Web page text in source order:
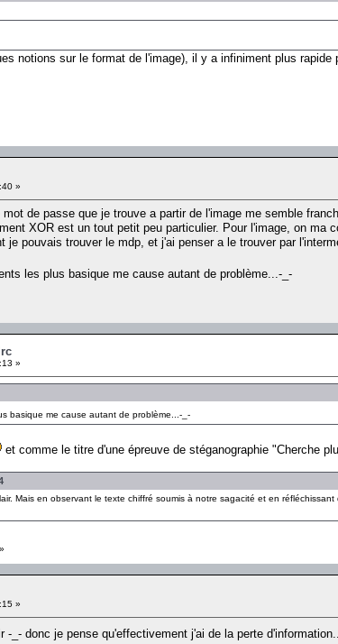
notions sur le format de l'image), il y a infiniment plus rapide
»
de passe que je trouve a partir de l'image me semble
XOR est un tout petit peu particulier. Pour l'image, on
pouvais trouver le mdp, et j'ai penser a le trouver par
les plus basique me cause autant de problème...-_-
»
basique me cause autant de problème...-_-
et comme le titre d'une épreuve de stéganographie "Cherche
Mais en observant le texte chiffré soumis à notre sagacité et en
»
»
-_- donc je pense qu'effectivement j'ai de la perte